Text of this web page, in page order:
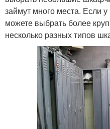
займут много места. Если
можете выбрать более
несколько разных типов